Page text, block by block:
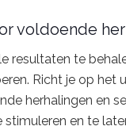
voldoende
resultaten te
Richt je op het
herhalingen en
stimuleren en te